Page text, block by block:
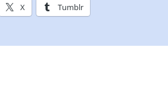
X Tumblr